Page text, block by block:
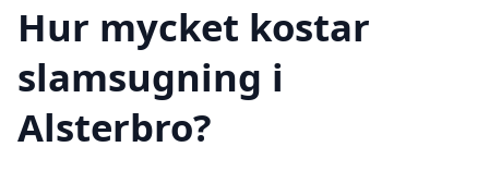
Hur mycket kostar
slamsugning i
Alsterbro?